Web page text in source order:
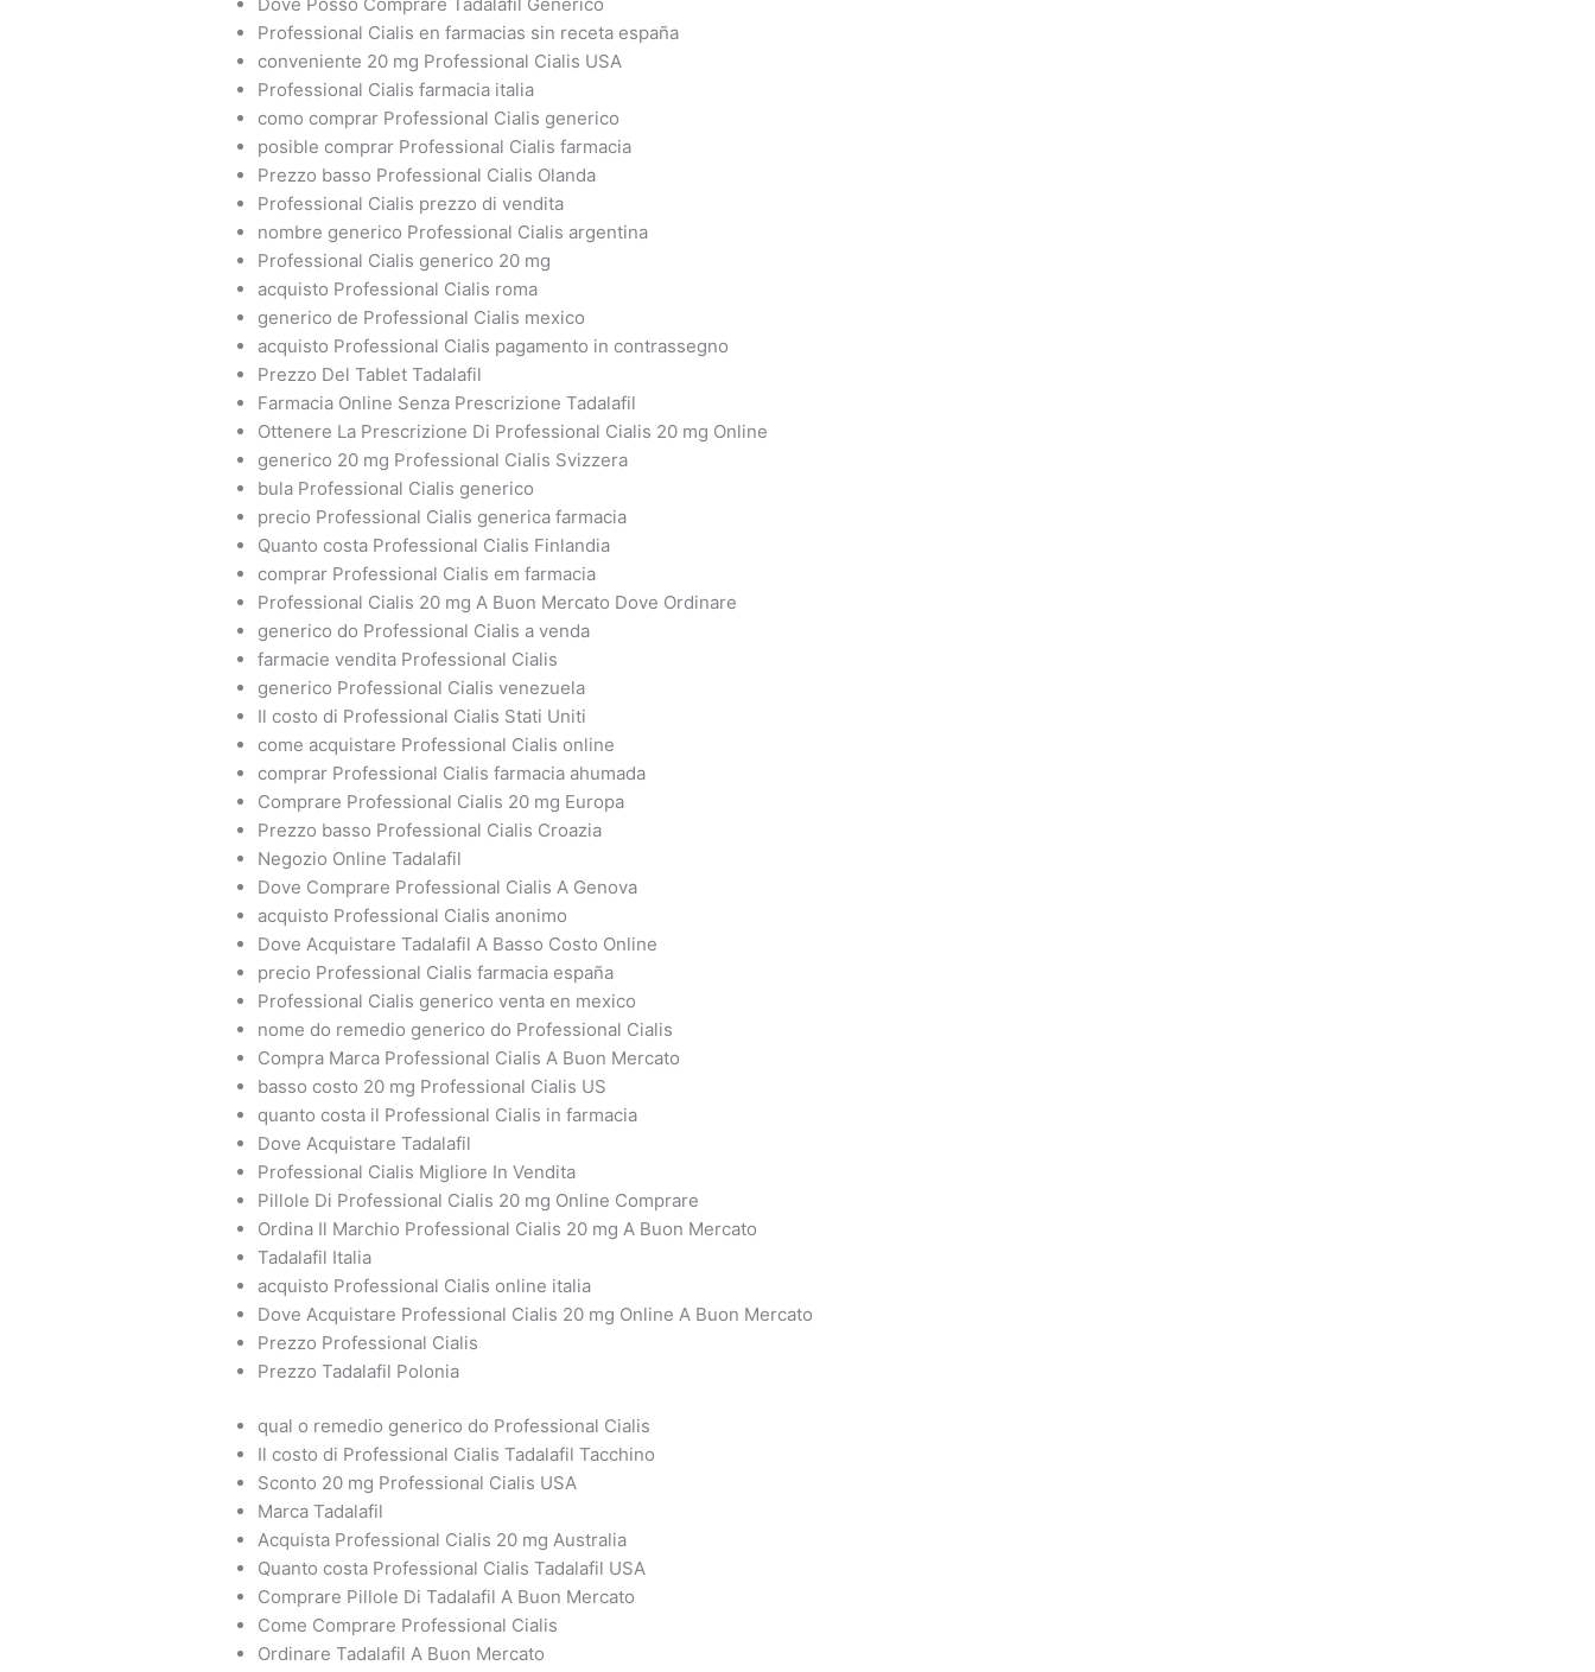
Professional Cialis en farmacias sin receta españa
conveniente 20 mg Professional Cialis USA
Professional Cialis farmacia italia
como comprar Professional Cialis generico
posible comprar Professional Cialis farmacia
Prezzo basso Professional Cialis Olanda
Professional Cialis prezzo di vendita
nombre generico Professional Cialis argentina
Professional Cialis generico 20 mg
acquisto Professional Cialis roma
generico de Professional Cialis mexico
acquisto Professional Cialis pagamento in contrassegno
Prezzo Del Tablet Tadalafil
Farmacia Online Senza Prescrizione Tadalafil
Ottenere La Prescrizione Di Professional Cialis 20 mg Online
generico 20 mg Professional Cialis Svizzera
bula Professional Cialis generico
precio Professional Cialis generica farmacia
Quanto costa Professional Cialis Finlandia
comprar Professional Cialis em farmacia
Professional Cialis 20 mg A Buon Mercato Dove Ordinare
generico do Professional Cialis a venda
farmacie vendita Professional Cialis
generico Professional Cialis venezuela
Il costo di Professional Cialis Stati Uniti
come acquistare Professional Cialis online
comprar Professional Cialis farmacia ahumada
Comprare Professional Cialis 20 mg Europa
Prezzo basso Professional Cialis Croazia
Negozio Online Tadalafil
Dove Comprare Professional Cialis A Genova
acquisto Professional Cialis anonimo
Dove Acquistare Tadalafil A Basso Costo Online
precio Professional Cialis farmacia españa
Professional Cialis generico venta en mexico
nome do remedio generico do Professional Cialis
Compra Marca Professional Cialis A Buon Mercato
basso costo 20 mg Professional Cialis US
quanto costa il Professional Cialis in farmacia
Dove Acquistare Tadalafil
Professional Cialis Migliore In Vendita
Pillole Di Professional Cialis 20 mg Online Comprare
Ordina Il Marchio Professional Cialis 20 mg A Buon Mercato
Tadalafil Italia
acquisto Professional Cialis online italia
Dove Acquistare Professional Cialis 20 mg Online A Buon Mercato
Prezzo Professional Cialis
Prezzo Tadalafil Polonia
qual o remedio generico do Professional Cialis
Il costo di Professional Cialis Tadalafil Tacchino
Sconto 20 mg Professional Cialis USA
Marca Tadalafil
Acquista Professional Cialis 20 mg Australia
Quanto costa Professional Cialis Tadalafil USA
Comprare Pillole Di Tadalafil A Buon Mercato
Come Comprare Professional Cialis
Ordinare Tadalafil A Buon Mercato